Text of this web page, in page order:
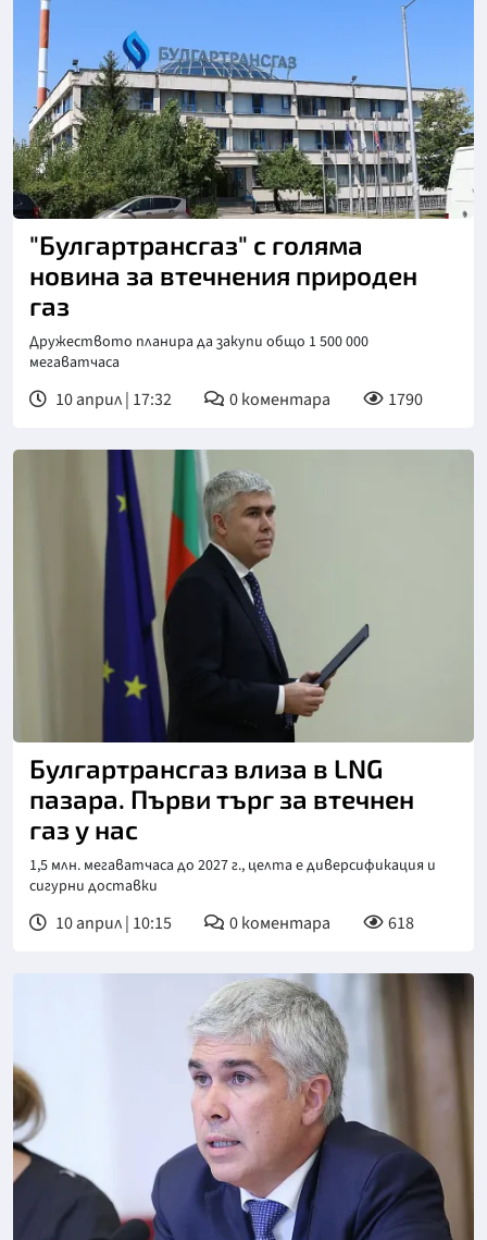
"Булгартрансгаз" с голяма
новина за втечнения природен
газ
Дружеството планира да закупи общо 1 500 000
мегаватчаса
10 април | 17:32 0коментара 1790
Булгартрансгаз влиза в LNG
пазара. Първи търг за втечнен
газ у нас
1,5 млн. мегаватчаса до 2027 г., целта е диверсификация и
сигурни доставки
10 април | 10:15 0коментара 618